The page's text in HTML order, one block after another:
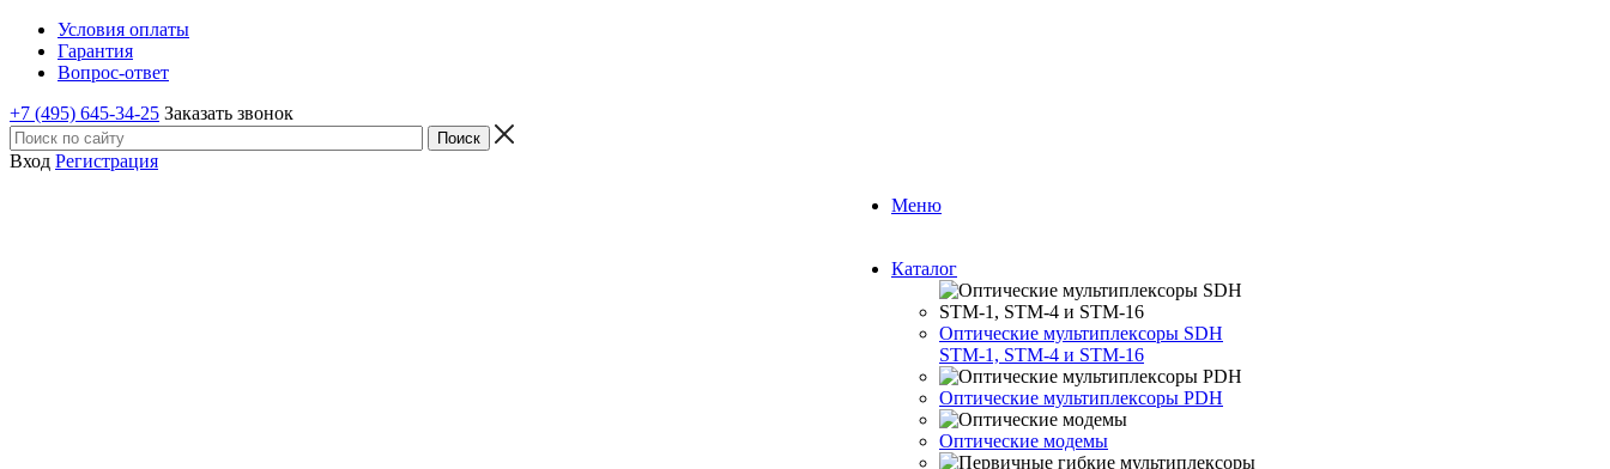
Условия оплаты
Гарантия
Вопрос-ответ
+7 (495) 645-34-25 Заказать звонок
Вход Регистрация
Меню
Каталог
Оптические мультиплексоры SDH
STM-1, STM-4 и STM-16
Оптические мультиплексоры PDH
Оптические модемы